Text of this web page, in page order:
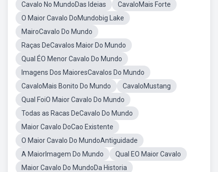
Cavalo No MundoDas Ideias
CavaloMais Forte
O Maior Cavalo DoMundobig Lake
MairoCavalo Do Mundo
Raças DeCavalos Maior Do Mundo
Qual ÉO Menor Cavalo Do Mundo
Imagens Dos MaioresCavalos Do Mundo
CavaloMais Bonito Do Mundo
CavaloMustang
Qual FoiO Maior Cavalo Do Mundo
Todas as Racas DeCavalo Do Mundo
Maior Cavalo DoCao Existente
O Maior Cavalo Do MundoAntiguidade
A MaiorImagem Do Mundo
Qual EO Maior Cavalo
Maior Cavalo Do MundoDa Historia